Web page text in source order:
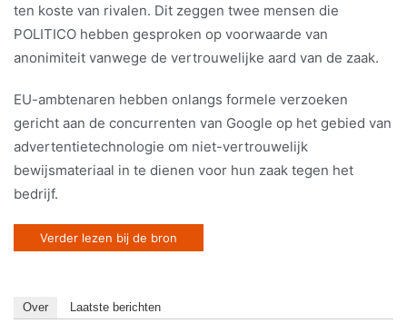
ten koste van rivalen. Dit zeggen twee mensen die
POLITICO hebben gesproken op voorwaarde van
anonimiteit vanwege de vertrouwelijke aard van de zaak.
EU-ambtenaren hebben onlangs formele verzoeken
gericht aan de concurrenten van Google op het gebied van
advertentietechnologie om niet-vertrouwelijk
bewijsmateriaal in te dienen voor hun zaak tegen het
bedrijf.
Verder lezen bij de bron
Over Laatste berichten